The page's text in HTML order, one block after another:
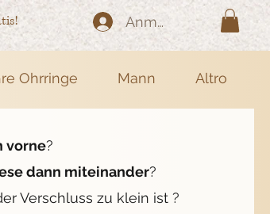
Anmelden
Ohrringe Mann Altro
vorne?
dann miteinander?
Verschluss zu klein ist ?